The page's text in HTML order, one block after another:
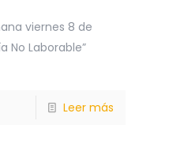
viernes 8 de
No Laborable”
Leer más